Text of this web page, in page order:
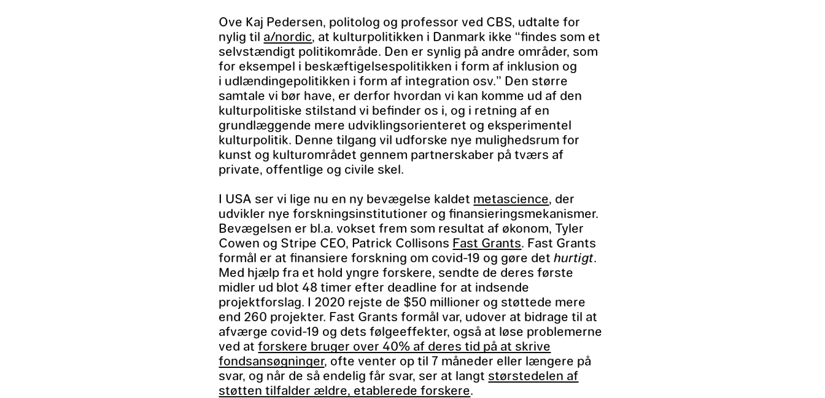
Ove Kaj Pedersen, politolog og professor ved CBS, udtalte for
nylig til a/nordic, at kulturpolitikken i Danmark ikke “findes som et
selvstændigt politikområde. Den er synlig på andre områder, som
for eksempel i beskæftigelsespolitikken i form af inklusion og
i udlændingepolitikken i form af integration osv.” Den større
samtale vi bør have, er derfor hvordan vi kan komme ud af den
kulturpolitiske stilstand vi befinder os i, og i retning af en
grundlæggende mere udviklingsorienteret og eksperimentel
kulturpolitik. Denne tilgang vil udforske nye mulighedsrum for
kunst og kulturområdet gennem partnerskaber på tværs af
private, offentlige og civile skel.
I USA ser vi lige nu en ny bevægelse kaldet metascience, der
udvikler nye forskningsinstitutioner og finansieringsmekanismer.
Bevægelsen er bl.a. vokset frem som resultat af økonom, Tyler
Cowen og Stripe CEO, Patrick Collisons Fast Grants. Fast Grants
formål er at finansiere forskning om covid-19 og gøre dethurtigt.
Med hjælp fra et hold yngre forskere, sendte de deres første
midler ud blot 48 timer efter deadline for at indsende
projektforslag. I 2020 rejste de $50 millioner og støttede mere
end 260 projekter. Fast Grants formål var, udover at bidrage til at
afværge covid-19 og dets følgeeffekter, også at løse problemerne
ved atforskere bruger over 40% af deres tid på at skrive
fondsansøgninger, ofte venter op til 7 måneder eller længere på
svar, og når de så endelig får svar, ser at langt størstedelen af
støtten tilfalder ældre, etablerede forskere.